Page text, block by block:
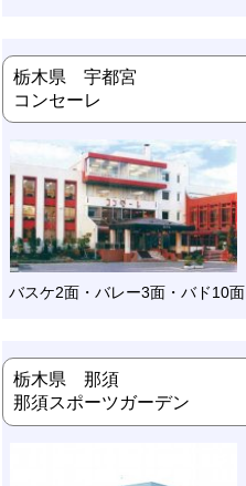
栃木県 宇都宮
コンセーレ
バスケ2面・バレー3面・バド10面
栃木県 那須
那須スポーツガーデン